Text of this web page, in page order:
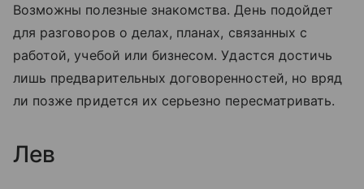
Возможны полезные знакомства. День подойдет
для разговоров о делах, планах, связанных с
работой, учебой или бизнесом. Удастся достичь
лишь предварительных договоренностей, но вряд
ли позже придется их серьезно пересматривать.
Лев